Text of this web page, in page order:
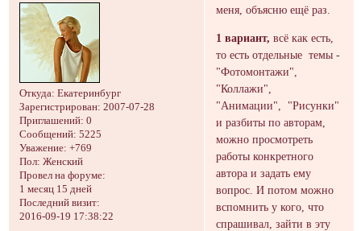
Откуда: Екатеринбург
Зарегистрирован: 2007-07-28
Приглашений: 0
Сообщений: 5225
Уважение: +769
Пол: Женский
Провел на форуме:
1 месяц 15 дней
Последний визит:
2016-09-19 17:38:22
меня, объясню ещё раз.
1 вариант, всё как есть,
то есть отдельные темы -
"Фотомонтажи",
"Коллажи",
"Анимации", "Рисунки"
и разбиты по авторам,
можно просмотреть
работы конкретного
автора и задать ему
вопрос. И потом можно
вспомнить у кого, что
спрашивал, зайти в эту